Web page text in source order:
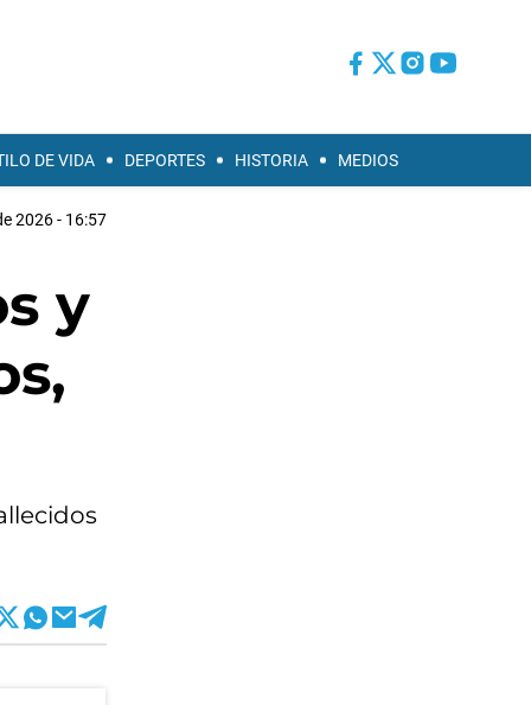
DE VIDA DEPORTES HISTORIA MEDIOS
2026 - 16:57
y